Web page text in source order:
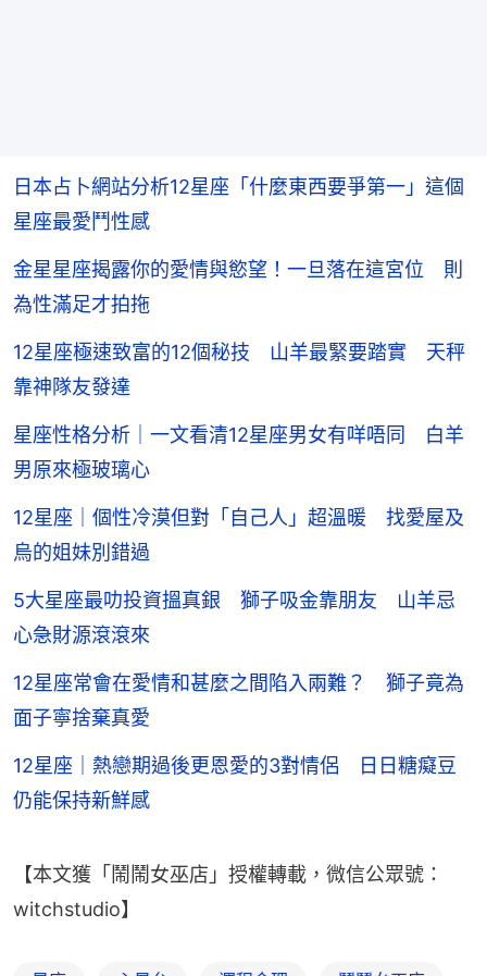
日本占卜網站分析12星座「什麼東西要爭第一」這個
星座最愛鬥性感
金星星座揭露你的愛情與慾望！一旦落在這宮位 則
為性滿足才拍拖
12星座極速致富的12個秘技 山羊最緊要踏實 天秤
靠神隊友發達
星座性格分析｜一文看清12星座男女有咩唔同 白羊
男原來極玻璃心
12星座｜個性冷漠但對「自己人」超溫暖 找愛屋及
烏的姐妹別錯過
5大星座最叻投資搵真銀 獅子吸金靠朋友 山羊忌
心急財源滾滾來
12星座常會在愛情和甚麼之間陷入兩難？ 獅子竟為
面子寧捨棄真愛
12星座｜熱戀期過後更恩愛的3對情侶 日日糖癡豆
仍能保持新鮮感
【本文獲「鬧鬧女巫店」授權轉載，微信公眾號：
witchstudio】